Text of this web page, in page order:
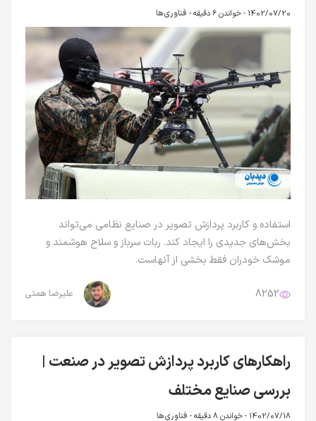
1402/07/20 - خواندن 6 دقیقه - فناوری‌ها
استفاده و کاربرد پردازش تصویر در صنایع نظامی می‌تواند
بخش‌های جدیدی را ایجاد کند. ربات سرباز و سلاح هوشمند و
موشک خودران فقط بخشی از آنهاست.
8252 علیرضا همتی
راهکارهای کاربرد پردازش تصویر در صنعت |
بررسی صنایع مختلف
1402/07/18 - خواندن 8 دقیقه - فناوری‌ها